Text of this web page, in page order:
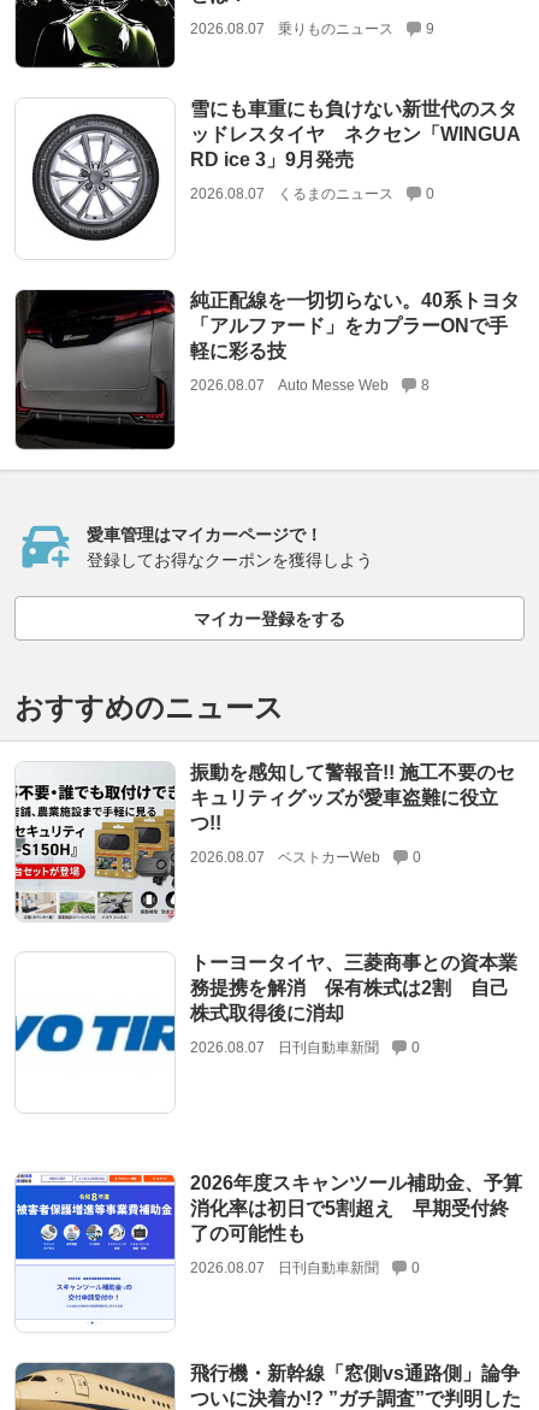
2026.08.07 乗りものニュース 9
雪にも車重にも負けない新世代のスタ
ッドレスタイヤ ネクセン「WINGUA
RD ice 3」9月発売
2026.08.07 くるまのニュース 0
純正配線を一切切らない。40系トヨタ
「アルファード」をカプラーONで手
軽に彩る技
2026.08.07 Auto Messe Web 8
愛車管理はマイカーページで！
登録してお得なクーポンを獲得しよう
マイカー登録をする
おすすめのニュース
振動を感知して警報音!! 施工不要のセ
キュリティグッズが愛車盗難に役立
つ!!
2026.08.07 ベストカーWeb 0
トーヨータイヤ、三菱商事との資本業
務提携を解消 保有株式は2割 自己
株式取得後に消却
2026.08.07 日刊自動車新聞 0
2026年度スキャンツール補助金、予算
消化率は初日で5割超え 早期受付終
了の可能性も
2026.08.07 日刊自動車新聞 0
飛行機・新幹線「窓側vs通路側」論争
ついに決着か!? ”ガチ調査”で判明した